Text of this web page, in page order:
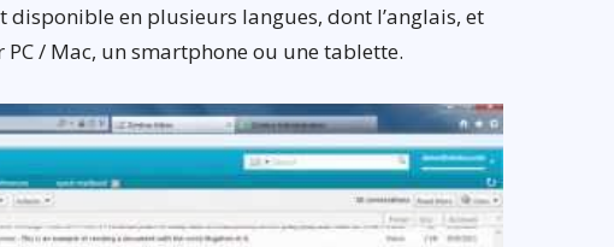
disponible en plusieurs langues, dont l’anglais, et
/ Mac, un smartphone ou une tablette.